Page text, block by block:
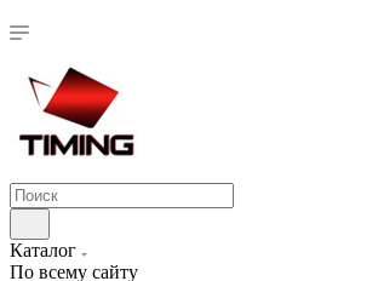
Каталог
По всему сайту